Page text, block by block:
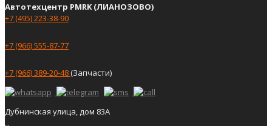
Автотехцентр PMRK (ЛИАНОЗОВО)
+7 (495) 223-38-90
+7 (966) 555-87-77
+7 (966) 389-20-48(Запчасти)
Дубнинская улица, дом 83А